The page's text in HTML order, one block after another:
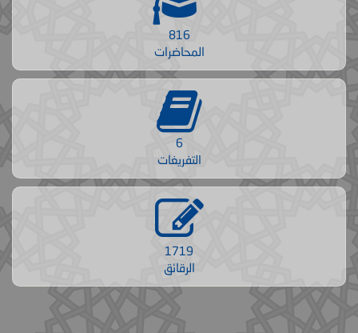
816
المحاضرات
6
التفريغات
1719
الرقائق